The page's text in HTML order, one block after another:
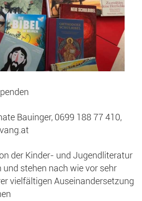
Bauinger, 0699 188 77 410,
der Kinder- und Jugendliteratur
stehen nach wie vor sehr
vielfältigen Auseinandersetzung